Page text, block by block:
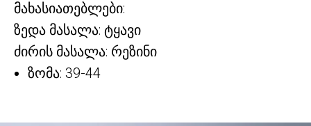
მახასიათებლები:
ზედა მასალა: ტყავი
ძირის მასალა: რეზინი
ზომა: 39-44